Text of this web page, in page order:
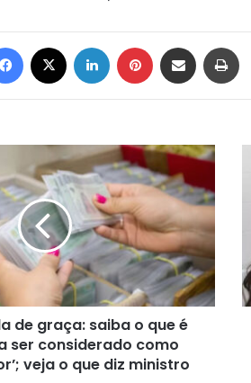
Facebook Linkedin Pinterest Compartilhar via e-mail
de graça: saiba o que é
ser considerado como
veja o que diz ministro